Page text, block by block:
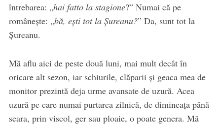
întrebarea: „hai fatto la stagione?” Numai că pe
românește: „bă, ești tot la Șureanu?” Da, sunt tot la
Șureanu.
Mă aflu aici de peste două luni, mai mult decât în
oricare alt sezon, iar schiurile, clăparii și geaca mea de
monitor prezintă deja urme avansate de uzură. Acea
uzură pe care numai purtarea zilnică, de dimineața până
seara, prin viscol, ger sau ploaie, o poate genera. Mă